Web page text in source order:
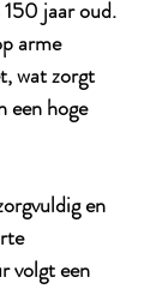
jaar oud.
arme
wat zorgt
een hoge
en
volgt een